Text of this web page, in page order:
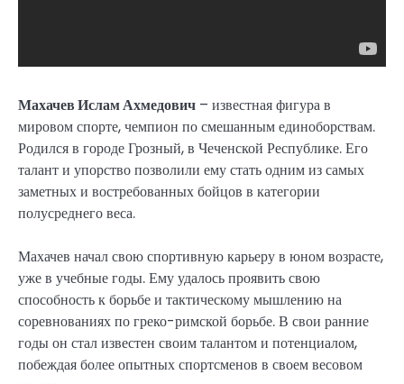
Махачев Ислам Ахмедович – известная фигура в
мировом спорте, чемпион по смешанным единоборствам.
Родился в городе Грозный, в Чеченской Республике. Его
талант и упорство позволили ему стать одним из самых
заметных и востребованных бойцов в категории
полусреднего веса.
Махачев начал свою спортивную карьеру в юном возрасте,
уже в учебные годы. Ему удалось проявить свою
способность к борьбе и тактическому мышлению на
соревнованиях по греко-римской борьбе. В свои ранние
годы он стал известен своим талантом и потенциалом,
побеждая более опытных спортсменов в своем весовом